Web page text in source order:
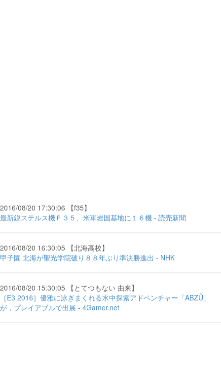
2016/08/20 17:30:06 【f35】
最新鋭ステルス機Ｆ３５、米軍岩国基地に１６機 - 読売新聞
2016/08/20 16:30:05 【北海高校】
甲子園 北海が聖光学院破り８８年ぶり準決勝進出 - NHK
2016/08/20 15:30:05 【とてつもない 由来】
［E3 2016］優雅に泳ぎまくれる水中探索アドベンチャー「ABZÛ」
が，プレイアブルで出展 - 4Gamer.net